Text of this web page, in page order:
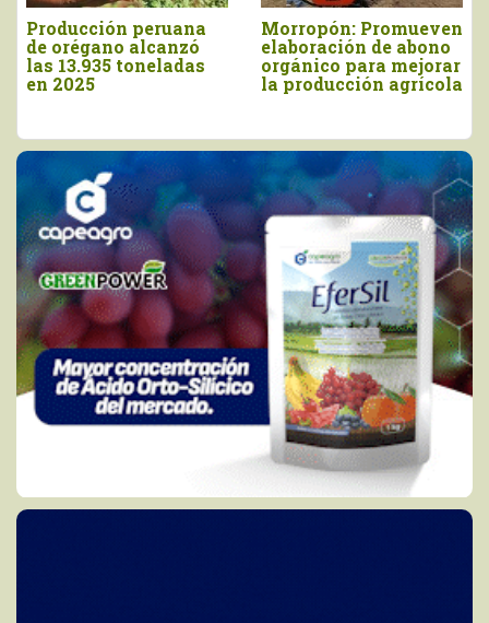
Morropón: Promueven
elaboración de abono
orgánico para mejorar
la producción agrícola
INIA cosecha
9.160 semillas
papa nativa
valor en